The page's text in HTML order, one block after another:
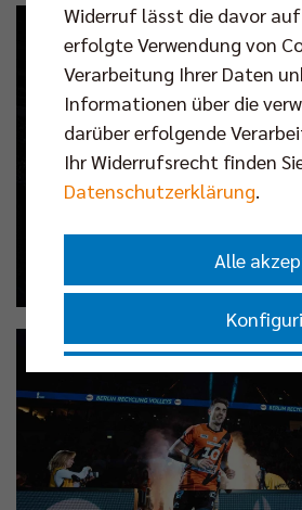
Widerruf lässt die davor
erfolgte Verwendung von
Verarbeitung Ihrer Daten
Informationen über die
darüber erfolgende
Ihr Widerrufsrecht finden
Datenschutzerklärung.
Alle
Nur essenzielle
Impressum|